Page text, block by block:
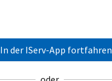
In der IServ-App fortfahren